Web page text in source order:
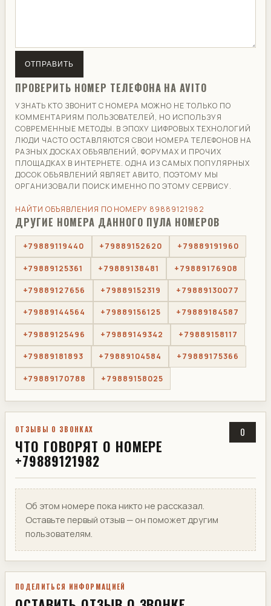
ОТПРАВИТЬ
ПРОВЕРИТЬ НОМЕР ТЕЛЕФОНА НА AVITO
УЗНАТЬ КТО ЗВОНИТ С НОМЕРА МОЖНО НЕ ТОЛЬКО ПО
КОММЕНТАРИЯМ ПОЛЬЗОВАТЕЛЕЙ, НО ИСПОЛЬЗУЯ
СОВРЕМЕННЫЕ МЕТОДЫ. В ЭПОХУ ЦИФРОВЫХ ТЕХНОЛОГИЙ
ЛЮДИ ЧАСТО ОСТАВЛЯЮТСЯ СВОИ НОМЕРА ТЕЛЕФОНОВ НА
РАЗНЫХ ДОСКАХ ОБЪЯВЛЕНИЙ, ФОРУМАХ И ПРОЧИХ
ПЛОЩАДКАХ В ИНТЕРНЕТЕ. ОДНА ИЗ САМЫХ ПОПУЛЯРНЫХ
ДОСОК ОБЪЯВЛЕНИЙ ЯВЛЯЕТ АВИТО, ПОЭТОМУ МЫ
ОРГАНИЗОВАЛИ ПОИСК ИМЕННО ПО ЭТОМУ СЕРВИСУ.
НАЙТИ ОБЪЯВЛЕНИЯ ПО НОМЕРУ 89889121982
ДРУГИЕ НОМЕРА ДАННОГО ПУЛА НОМЕРОВ
+79889119440 +79889152620 +79889191960
+79889125361 +79889138481 +79889176908
+79889127656 +79889152319 +79889130077
+79889144564 +79889156125 +79889184587
+79889125496 +79889149342 +79889158117
+79889181893 +79889104584 +79889175366
+79889170788 +79889158025
ОТЗЫВЫ О ЗВОНКАХ
ЧТО ГОВОРЯТ О НОМЕРЕ
+79889121982
0
Об этом номере пока никто не рассказал.
Оставьте первый отзыв — он поможет другим
пользователям.
ПОДЕЛИТЬСЯ ИНФОРМАЦИЕЙ